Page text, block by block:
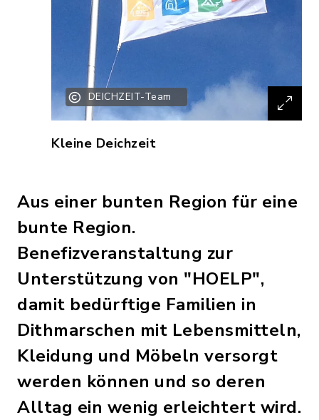
DEICHZEIT-Team
Kleine Deichzeit
Aus einer bunten Region für eine
bunte Region.
Benefizveranstaltung zur
Unterstützung von "HOELP",
damit bedürftige Familien in
Dithmarschen mit Lebensmitteln,
Kleidung und Möbeln versorgt
werden können und so deren
Alltag ein wenig erleichtert wird.